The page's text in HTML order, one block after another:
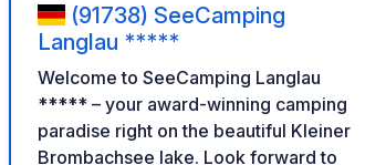
(91738) SeeCamping
Langlau *****
Welcome to SeeCamping Langlau
***** – your award-winning camping
paradise right on the beautiful Kleiner
Brombachsee lake. Look forward to